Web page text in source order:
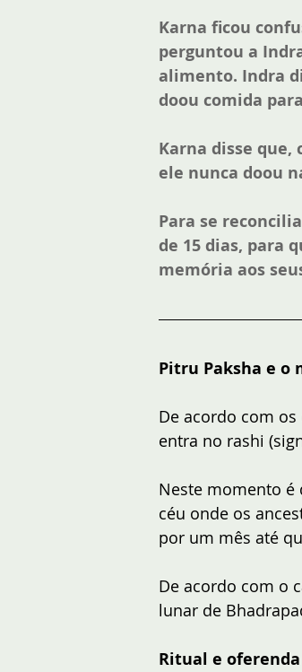
Karna ficou
perguntou a
alimento. Indra
doou comida
Karna disse que,
ele nunca doou
Para se
de 15 dias, para
memória aos
Pitru Paksha e o
De acordo com
entra no rashi
Neste momento é
céu onde os
por um mês até
De acordo com o
lunar de
Ritual e